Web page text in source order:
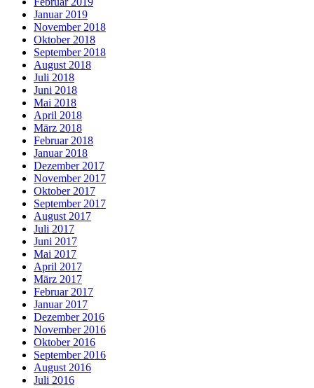
Januar 2019
November 2018
Oktober 2018
September 2018
August 2018
Juli 2018
Juni 2018
Mai 2018
April 2018
März 2018
Februar 2018
Januar 2018
Dezember 2017
November 2017
Oktober 2017
September 2017
August 2017
Juli 2017
Juni 2017
Mai 2017
April 2017
März 2017
Februar 2017
Januar 2017
Dezember 2016
November 2016
Oktober 2016
September 2016
August 2016
Juli 2016